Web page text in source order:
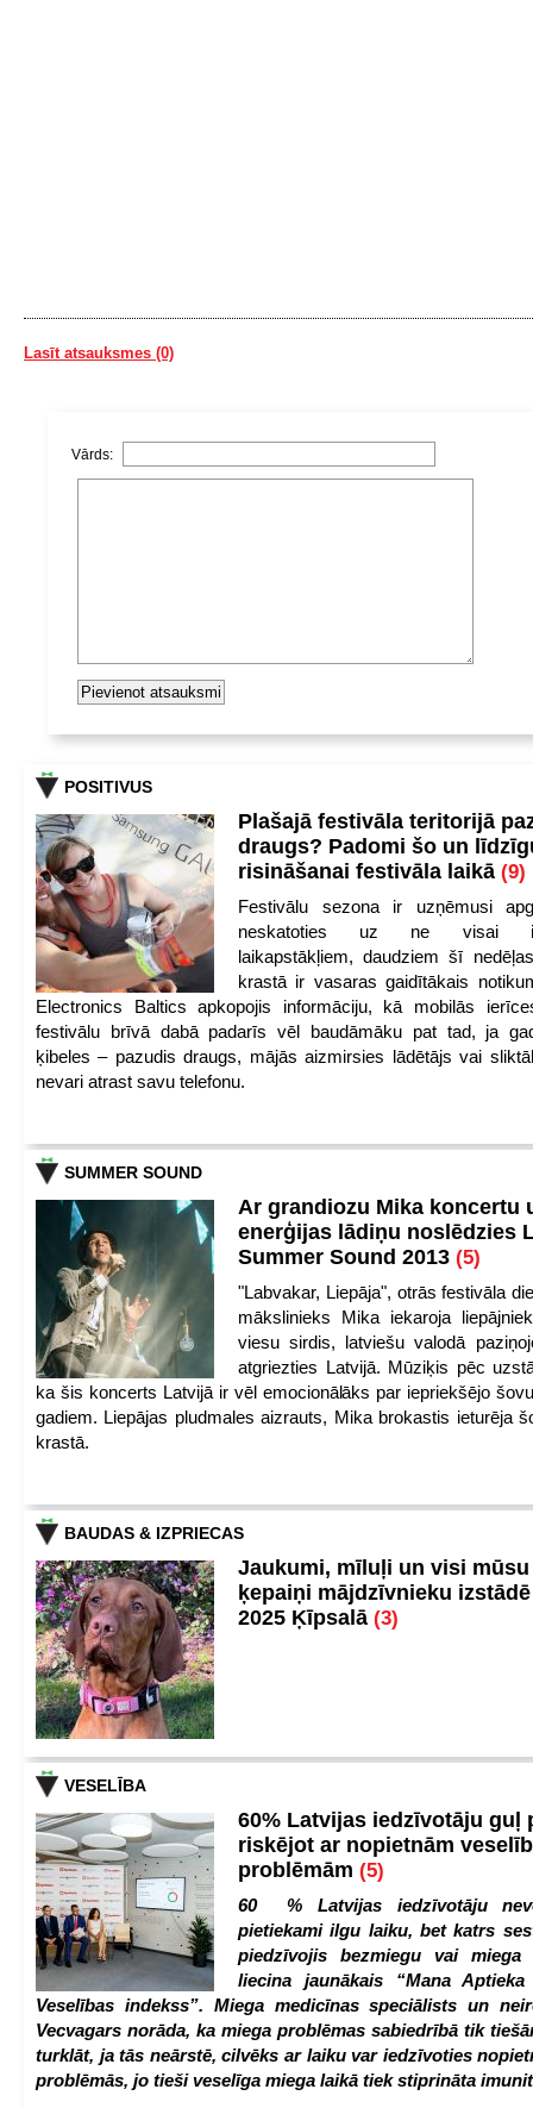
Lasīt atsauksmes (0)
Vārds:
POSITIVUS
Plašajā festivāla teritorijā
draugs? Padomi šo un
risināšanai festivāla laikā (9)
Festivālu sezona ir uzņēmusi
neskatoties uz ne visai
laikapstākļiem, daudziem šī
krastā ir vasaras gaidītākais
Electronics Baltics apkopojis informāciju, kā mobilās
festivālu brīvā dabā padarīs vēl baudāmāku pat tad, ja
ķibeles – pazudis draugs, mājās aizmirsies lādētājs vai
nevari atrast savu telefonu.
SUMMER SOUND
Ar grandiozu Mika koncertu
enerģijas lādiņu noslēdzies
Summer Sound 2013 (5)
"Labvakar, Liepāja", otrās festivāla
mākslinieks Mika iekaroja
viesu sirdis, latviešu valodā
atgriezties Latvijā. Mūziķis pēc
ka šis koncerts Latvijā ir vēl emocionālāks par iepriekšējo
gadiem. Liepājas pludmales aizrauts, Mika brokastis ieturēja
krastā.
BAUDAS & IZPRIECAS
Jaukumi, mīluļi un visi
ķepaiņi mājdzīvnieku
2025 Ķīpsalā (3)
VESELĪBA
60% Latvijas iedzīvotāju guļ
riskējot ar nopietnām
problēmām (5)
60 % Latvijas iedzīvotāju
pietiekami ilgu laiku, bet katrs
piedzīvojis bezmiegu vai miega
liecina jaunākais “Mana
Veselības indekss”. Miega medicīnas speciālists un
Vecvagars norāda, ka miega problēmas sabiedrībā tik
turklāt, ja tās neārstē, cilvēks ar laiku var iedzīvoties
problēmās, jo tieši veselīga miega laikā tiek stiprināta